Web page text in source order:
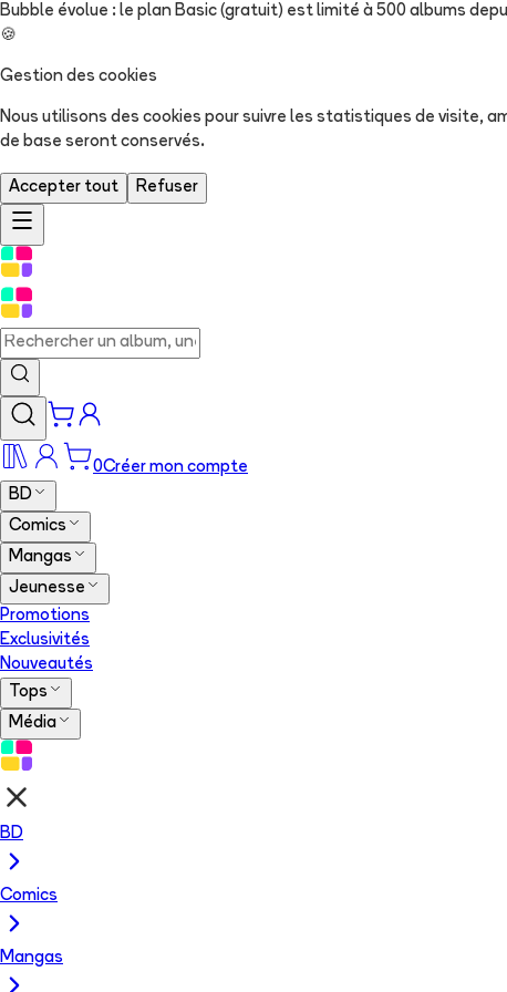
Bubble évolue : le plan Basic (gratuit) est limité à 500 albums
🍪
Gestion des cookies
Nous utilisons des cookies pour suivre les statistiques de visite,
de base seront conservés.
Accepter tout Refuser
0Créer mon compte
BD
Comics
Mangas
Jeunesse
Promotions
Exclusivités
Nouveautés
Tops
Média
BD
Comics
Mangas